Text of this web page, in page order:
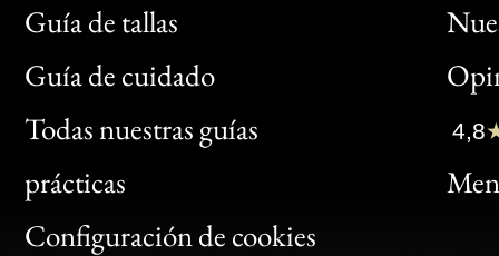
Guía de tallas
Guía de cuidado
Todas nuestras guías
prácticas
Configuración de cookies
Bon
Clic
Bon
4,8